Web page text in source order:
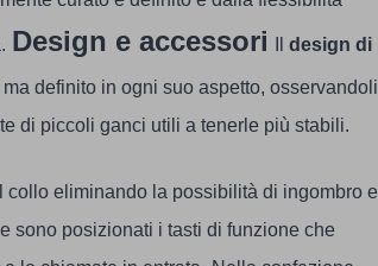
Design e accessori design di
definito in ogni suo aspetto, osservandoli
di piccoli ganci utili a tenerle più stabili.
collo eliminando la possibilità di ingombro e
sono posizionati i tasti di funzione che